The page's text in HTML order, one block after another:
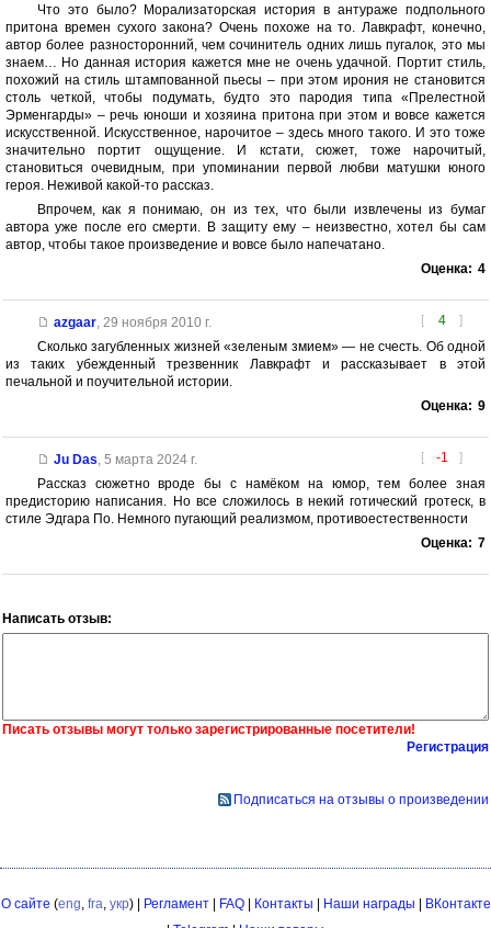
Что это было? Морализаторская история в антураже подпольного
притона времен сухого закона? Очень похоже на то. Лавкрафт, конечно,
автор более разносторонний, чем сочинитель одних лишь пугалок, это мы
знаем… Но данная история кажется мне не очень удачной. Портит стиль,
похожий на стиль штампованной пьесы – при этом ирония не становится
столь четкой, чтобы подумать, будто это пародия типа «Прелестной
Эрменгарды» – речь юноши и хозяина притона при этом и вовсе кажется
искусственной. Искусственное, нарочитое – здесь много такого. И это тоже
значительно портит ощущение. И кстати, сюжет, тоже нарочитый,
становиться очевидным, при упоминании первой любви матушки юного
героя. Неживой какой-то рассказ.
Впрочем, как я понимаю, он из тех, что были извлечены из бумаг
автора уже после его смерти. В защиту ему – неизвестно, хотел бы сам
автор, чтобы такое произведение и вовсе было напечатано.
Оценка: 4
[ 4 ]
azgaar, 29 ноября 2010 г.
Сколько загубленных жизней «зеленым змием» — не счесть. Об одной
из таких убежденный трезвенник Лавкрафт и рассказывает в этой
печальной и поучительной истории.
Оценка: 9
[ -1 ]
Ju Das 5 марта 2024 г.
Рассказ сюжетно вроде бы с намёком на юмор, тем более зная
предисторию написания. Но все сложилось в некий готический гротеск, в
стиле Эдгара По. Немного пугающий реализмом, противоестественности
Оценка: 7
Написать отзыв:
Писать отзывы могут только зарегистрированные посетители!
Регистрация
Подписаться на отзывы о произведении
О сайте (eng fra укр) | Регламент| FAQ| Контакты | Наши награды | ВКонтакте